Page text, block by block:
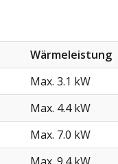
Wärmeleistung
Max. 3.1 kW
Max. 4.4 kW
Max. 7.0 kW